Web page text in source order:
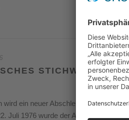
STICHWORT JULI
wird ein neuer Abschleppbus in Dienst
Juli 1976 wurde der Abschleppbus